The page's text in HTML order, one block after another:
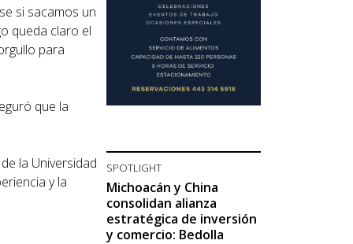
si sacamos un
queda claro el
para
que la
la Universidad
y la
SPOTLIGHT
Michoacán y China
consolidan alianza
estratégica de inversión
y comercio: Bedolla